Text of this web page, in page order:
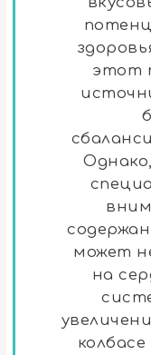
этот
может
на